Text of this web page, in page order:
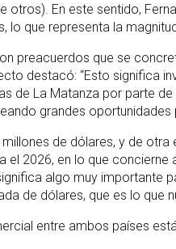
En este sentido,
que representa la
preacuerdos que se
destacó: “Esto significa
de La Matanza por parte
grandes
de dólares, y de
2026, en lo que
algo muy importante
de dólares, que es lo que
entre ambos países